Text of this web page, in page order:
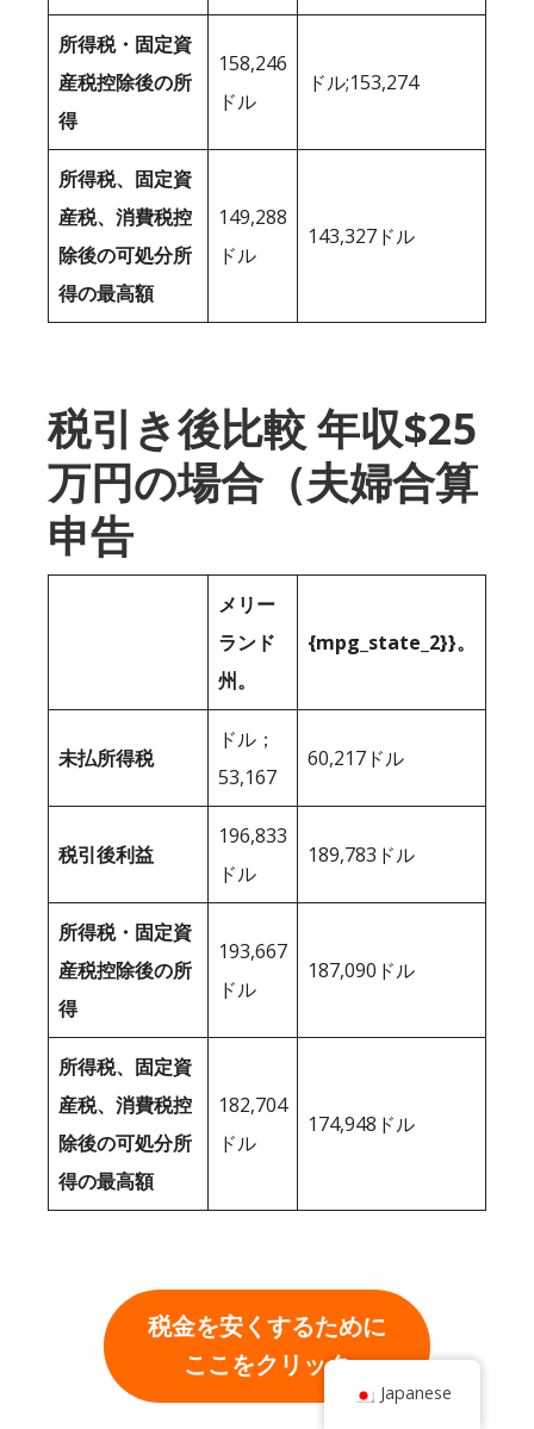
所得税・固定資
産税控除後の所
得
158,246
ドル
ドル;153,274
所得税、固定資
産税、消費税控
除後の可処分所
得の最高額
149,288
ドル
143,327ドル
税引き後比較 年収$25
万円の場合（夫婦合算
申告
メリー
ランド
州。
{mpg_state_2}}。
未払所得税
ドル；
53,167
60,217ドル
税引後利益
196,833
ドル
189,783ドル
所得税・固定資
産税控除後の所
得
193,667
ドル
187,090ドル
所得税、固定資
産税、消費税控
除後の可処分所
得の最高額
182,704
ドル
174,948ドル
税金を安くするために
ここをクリック
Japanese